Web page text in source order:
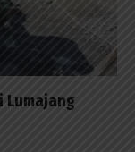
Lumajang